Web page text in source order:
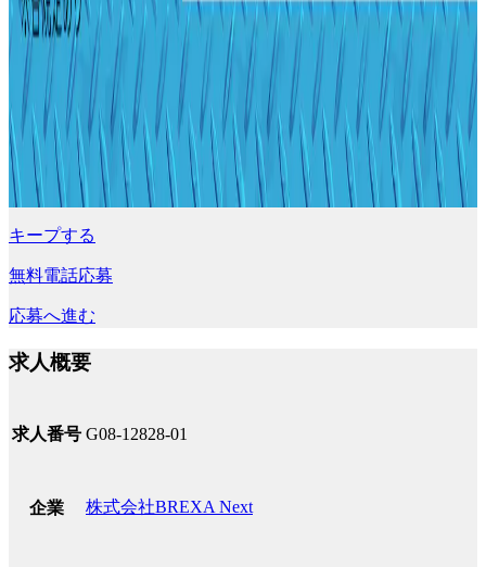
キープする
無料電話応募
応募へ進む
求人概要
求人番号 G08-12828-01
企業 株式会社BREXA Next